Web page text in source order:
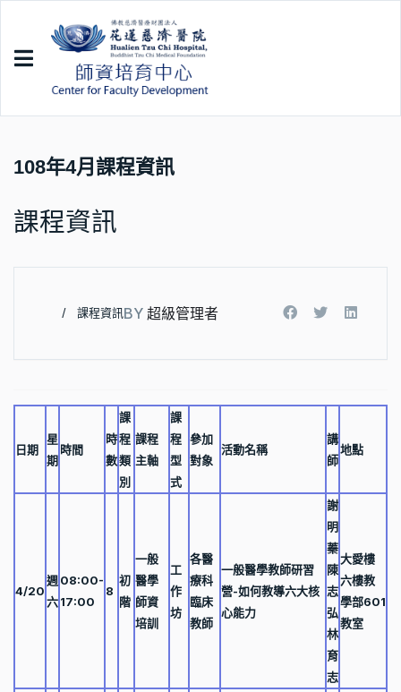
課程資訊
108年4月課程資訊
BY 超級管理者
課程資訊
日期
星
期
時間
時
數
課
程
類
別
課程
主軸
課
程
型
式
參加
對象
活動名稱
講
師
地點
4/20
週
六
08:00-
17:00
8
初
階
一般
醫學
師資
培訓
工
作
坊
各醫
療科
臨床
教師
一般醫學教師研習
營-如何教導六大核
心能力
謝
明
蓁
陳
志
弘
林
育
志
大愛樓
六樓教
學部601
教室